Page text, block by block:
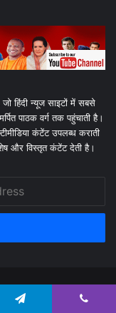
हिंदी न्यूज साइटों में सबसे
पाठक वर्ग तक पहुंचाती है।
कंटेंट उपलब्ध कराती
और विस्तृत कंटेंट देती है।
|
Raftar Today